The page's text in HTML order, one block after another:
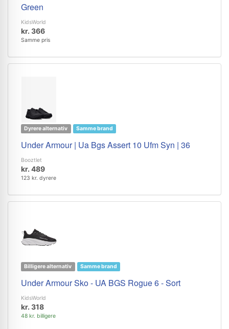
Green
KidsWorld
kr. 366
Samme pris
Dyrere alternativ Samme brand
Under Armour | Ua Bgs Assert 10 Ufm Syn | 36
Booztlet
kr. 489
123 kr. dyrere
Billigere alternativ Samme brand
Under Armour Sko - UA BGS Rogue 6 - Sort
KidsWorld
kr. 318
48 kr. billigere